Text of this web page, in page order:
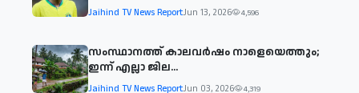
Jaihind TV News ReportJun 13, 2026 4,596
സംസ്ഥാനത്ത് കാലവര്‍ഷം നാളെയെത്തും;
ഇന്ന് എല്ലാ ജില...
Jaihind TV News ReportJun 03, 2026 4,319